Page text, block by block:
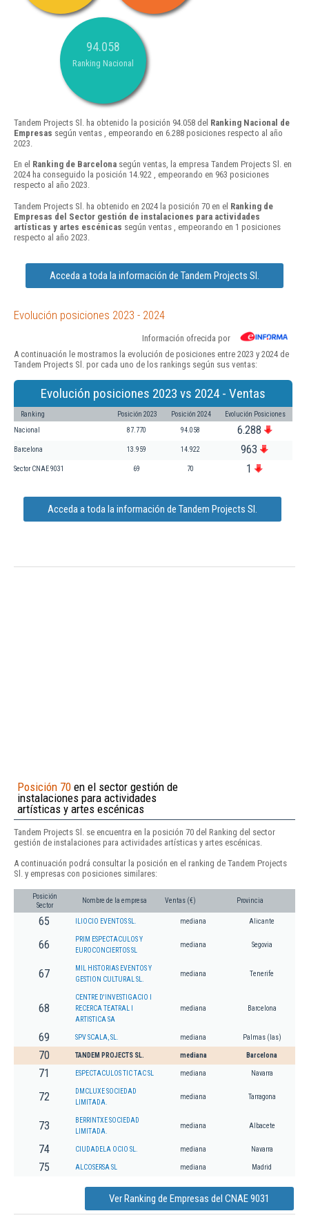
94.058
Ranking Nacional
Tandem Projects Sl. ha obtenido la posición 94.058 del Ranking Nacional de
Empresas según ventas , empeorando en 6.288 posiciones respecto al año
2023.
En el Ranking de Barcelona según ventas, la empresa Tandem Projects Sl. en
2024 ha conseguido la posición 14.922 , empeorando en 963 posiciones
respecto al año 2023.
Tandem Projects Sl. ha obtenido en 2024 la posición 70 en el Ranking de
Empresas del Sector gestión de instalaciones para actividades
artísticas y artes escénicas según ventas , empeorando en 1 posiciones
respecto al año 2023.
Acceda a toda la información de Tandem Projects Sl.
Evolución posiciones 2023 - 2024
Información ofrecida por
A continuación le mostramos la evolución de posiciones entre 2023 y 2024 de
Tandem Projects Sl. por cada uno de los rankings según sus ventas:
Evolución posiciones 2023 vs 2024 - Ventas
Ranking Posición 2023 Posición 2024 Evolución Posiciones
Nacional 87.770 94.058 6.288
Barcelona 13.959 14.922 963
Sector CNAE 9031 69 70 1
Acceda a toda la información de Tandem Projects Sl.
Posición 70 en el sector gestión de
instalaciones para actividades
artísticas y artes escénicas
Tandem Projects Sl. se encuentra en la posición 70 del Ranking del sector
gestión de instalaciones para actividades artísticas y artes escénicas.
A continuación podrá consultar la posición en el ranking de Tandem Projects
Sl. y empresas con posiciones similares:
Posición
Sector
Nombre de la empresa Ventas (€) Provincia
65 ILIOCIO EVENTOS SL. mediana Alicante
66
PRIM ESPECTACULOS Y
EUROCONCIERTOS SL
mediana Segovia
67
MIL HISTORIAS EVENTOS Y
GESTION CULTURAL SL.
mediana Tenerife
68
CENTRE D'INVESTIGACIO I
RECERCA TEATRAL I
ARTISTICA SA
mediana Barcelona
69 SPV SCALA, SL. mediana Palmas (las)
70 TANDEM PROJECTS SL. mediana Barcelona
71 ESPECTACULOS TIC TAC SL mediana Navarra
72
DMCLUXE SOCIEDAD
LIMITADA.
mediana Tarragona
73
BERRINTXE SOCIEDAD
LIMITADA.
mediana Albacete
74 CIUDADELA OCIO SL. mediana Navarra
75 ALCOSERSA SL mediana Madrid
Ver Ranking de Empresas del CNAE 9031